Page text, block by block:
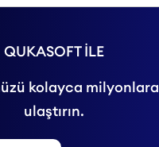
QUKASOFT İLE
kolayca milyonlara
ulaştırın.